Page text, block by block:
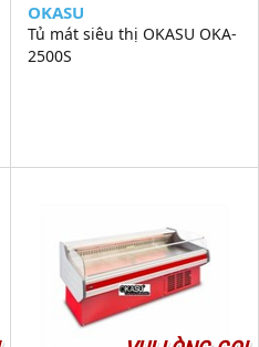
OKASU
Tủ mát siêu thị OKASU OKA-
2500S